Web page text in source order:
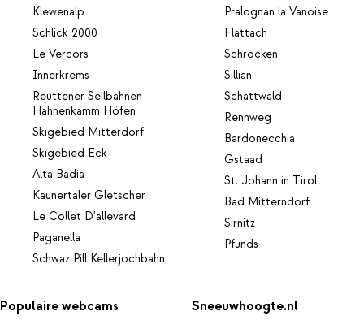
Klewenalp
Schlick 2000
Le Vercors
Innerkrems
Reuttener Seilbahnen
Hahnenkamm Höfen
Skigebied Mitterdorf
Skigebied Eck
Alta Badia
Kaunertaler Gletscher
Le Collet D'allevard
Paganella
Schwaz Pill Kellerjochbahn
Pralognan la Vanoise
Flattach
Schröcken
Sillian
Schattwald
Rennweg
Bardonecchia
Gstaad
St. Johann in Tirol
Bad Mitterndorf
Sirnitz
Pfunds
Populaire webcams Sneeuwhoogte.nl